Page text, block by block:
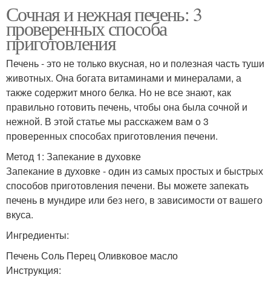
Сочная и нежная печень: 3
проверенных способа
приготовления
Печень - это не только вкусная, но и полезная часть туши
животных. Она богата витаминами и минералами, а
также содержит много белка. Но не все знают, как
правильно готовить печень, чтобы она была сочной и
нежной. В этой статье мы расскажем вам о 3
проверенных способах приготовления печени.
Метод 1: Запекание в духовке
Запекание в духовке - один из самых простых и быстрых
способов приготовления печени. Вы можете запекать
печень в мундире или без него, в зависимости от вашего
вкуса.
Ингредиенты:
Печень Соль Перец Оливковое масло
Инструкция: